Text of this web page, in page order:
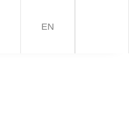
EN